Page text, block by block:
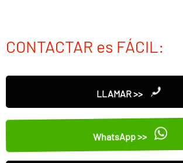
CONTACTAR es FÁCIL:
LLAMAR >>
WhatsApp >>